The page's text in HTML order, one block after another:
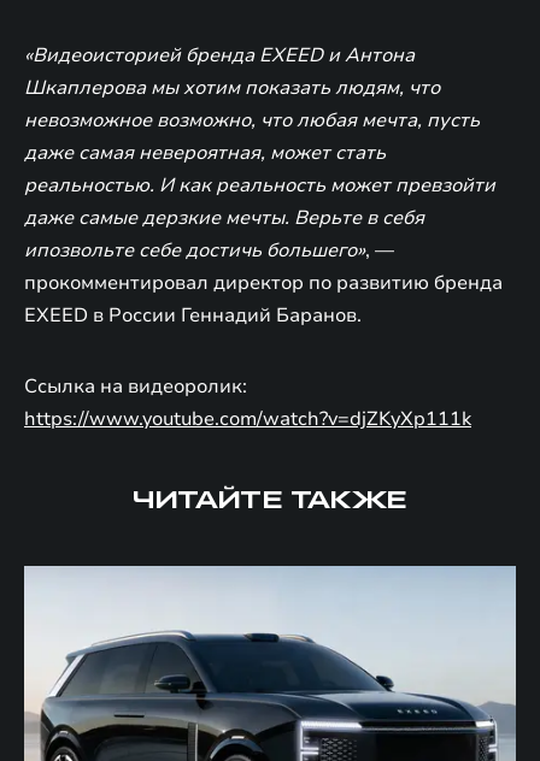
«Видеоисторией бренда EXEED и Антона
Шкаплерова мы хотим показать людям, что
невозможное возможно, что любая мечта, пусть
даже самая невероятная, может стать
реальностью. И как реальность может превзойти
даже самые дерзкие мечты. Верьте в себя
ипозвольте себе достичь большего», —
прокомментировал директор по развитию бренда
EXEED в России Геннадий Баранов.
Ссылка на видеоролик:
https://www.youtube.com/watch?v=djZKyXp111k
ЧИТАЙТЕ ТАКЖЕ